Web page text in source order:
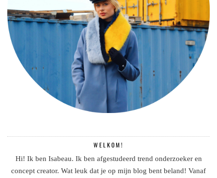
WELKOM!
Hi! Ik ben Isabeau. Ik ben afgestudeerd trend onderzoeker en
concept creator. Wat leuk dat je op mijn blog bent beland! Vanaf